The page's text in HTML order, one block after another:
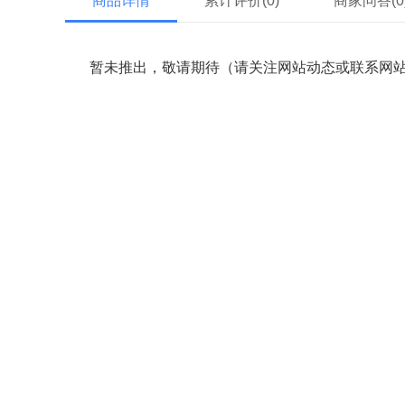
暂未推出，敬请期待（请关注网站动态或联系网站